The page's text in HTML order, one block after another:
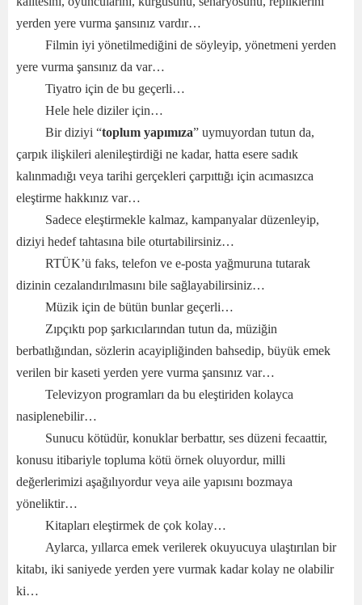
yerden yere vurma şansınız vardır…
Filmin iyi yönetilmediğini de söyleyip, yönetmeni yerden
yere vurma şansınız da var…
Tiyatro için de bu geçerli…
Hele hele diziler için…
Bir diziyi “toplum yapımıza” uymuyordan tutun da,
çarpık ilişkileri alenileştirdiği ne kadar, hatta esere sadık
kalınmadığı veya tarihi gerçekleri çarpıttığı için acımasızca
eleştirme hakkınız var…
Sadece eleştirmekle kalmaz, kampanyalar düzenleyip,
diziyi hedef tahtasına bile oturtabilirsiniz…
RTÜK’ü faks, telefon ve e-posta yağmuruna tutarak
dizinin cezalandırılmasını bile sağlayabilirsiniz…
Müzik için de bütün bunlar geçerli…
Zıpçıktı pop şarkıcılarından tutun da, müziğin
berbatlığından, sözlerin acayipliğinden bahsedip, büyük emek
verilen bir kaseti yerden yere vurma şansınız var…
Televizyon programları da bu eleştiriden kolayca
nasiplenebilir…
Sunucu kötüdür, konuklar berbattır, ses düzeni fecaattir,
konusu itibariyle topluma kötü örnek oluyordur, milli
değerlerimizi aşağılıyordur veya aile yapısını bozmaya
yöneliktir…
Kitapları eleştirmek de çok kolay…
Aylarca, yıllarca emek verilerek okuyucuya ulaştırılan bir
kitabı, iki saniyede yerden yere vurmak kadar kolay ne olabilir
ki…